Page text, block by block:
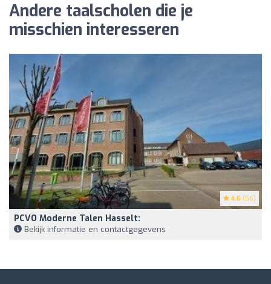
Andere taalscholen die je
misschien interesseren
4.6 (56)
PCVO Moderne Talen Hasselt:
Bekijk informatie en contactgegevens